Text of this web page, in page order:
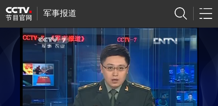
军事报道